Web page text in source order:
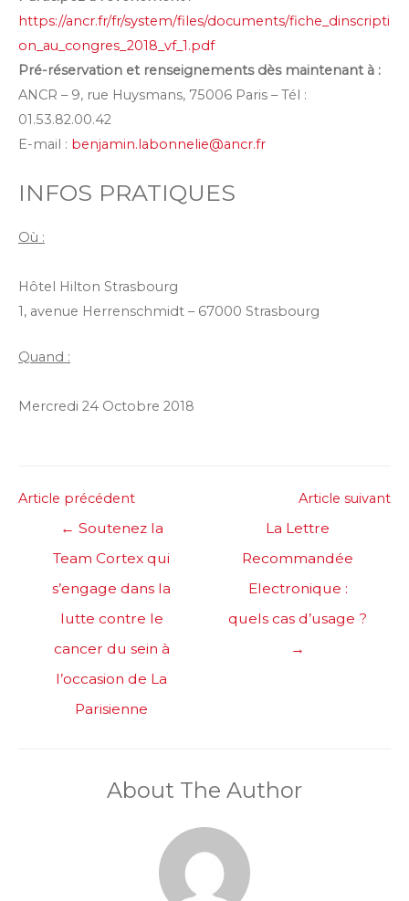
https://ancr.fr/fr/system/files/documents/fiche_dinscripti
on_au_congres_2018_vf_1.pdf
Pré-réservation et renseignements dès maintenant à :
ANCR – 9, rue Huysmans, 75006 Paris – Tél :
01.53.82.00.42
E-mail : benjamin.labonnelie@ancr.fr
INFOS PRATIQUES
Où :
Hôtel Hilton Strasbourg
1, avenue Herrenschmidt – 67000 Strasbourg
Quand :
Mercredi 24 Octobre 2018
Post
navigation
Article précédent
← Soutenez la
Team Cortex qui
s’engage dans la
lutte contre le
cancer du sein à
l’occasion de La
Parisienne
Article suivant
La Lettre
Recommandée
Electronique :
quels cas d’usage ?
→
About The Author